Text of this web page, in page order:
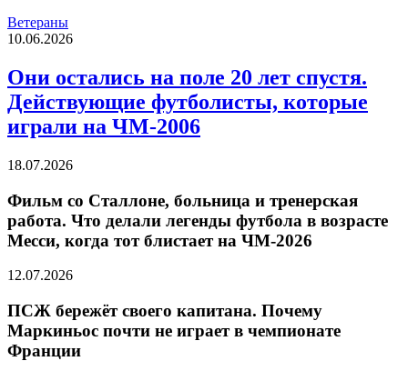
Ветераны
10.06.2026
Они остались на поле 20 лет спустя.
Действующие футболисты, которые
играли на ЧМ-2006
18.07.2026
Фильм со Сталлоне, больница и тренерская
работа. Что делали легенды футбола в возрасте
Месси, когда тот блистает на ЧМ-2026
12.07.2026
ПСЖ бережёт своего капитана. Почему
Маркиньос почти не играет в чемпионате
Франции